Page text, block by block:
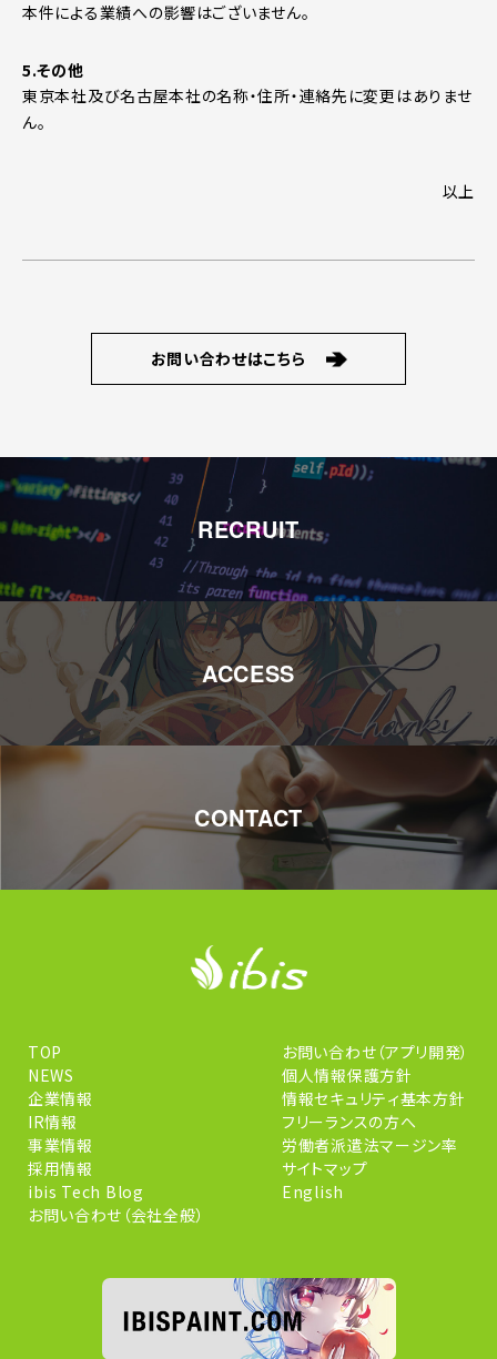
本件による業績への影響はございません。
5.その他
東京本社及び名古屋本社の名称・住所・連絡先に変更はありませ
ん。
以上
お問い合わせはこちら
RECRUIT
ACCESS
CONTACT
TOP
NEWS
企業情報
IR情報
事業情報
採用情報
ibis Tech Blog
お問い合わせ（会社全般）
お問い合わせ（アプリ開発）
個人情報保護方針
情報セキュリティ基本方針
フリーランスの方へ
労働者派遣法マージン率
サイトマップ
English